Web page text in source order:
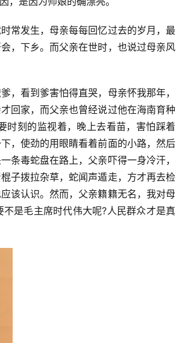
常发生，母亲每每回忆过去的岁月，最
，下乡。而父亲在世时，也说过母亲风
，看到爹害怕得直哭，母亲怀我那年，
回家，而父亲也曾经说过他在海南育种
时刻的监视着，晚上去看苗，害怕踩着
，使劲的用眼睛看着前面的小路，然后
条毒蛇盘在路上，父亲吓得一身冷汗，
子拨拉杂草，蛇闻声遁走，方才再去检
该认识。然而，父亲籍籍无名，我对母
是毛主席时代伟大呢?人民群众才是真